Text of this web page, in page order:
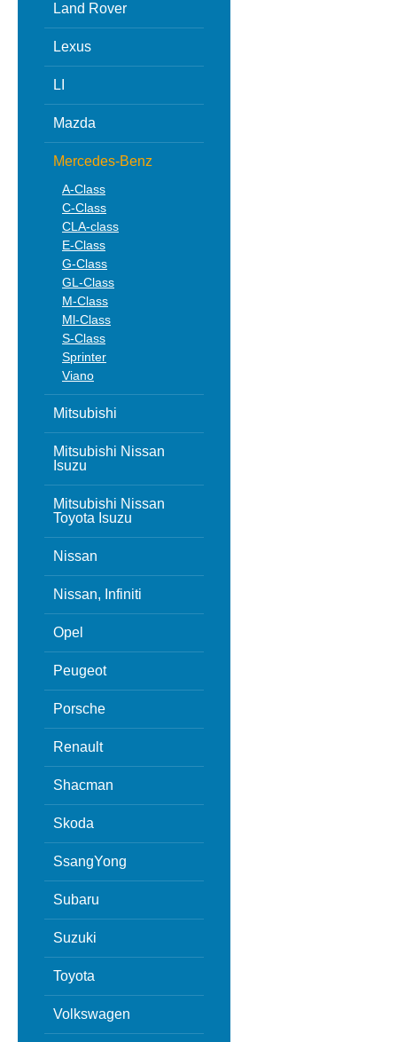
Land Rover
Lexus
LI
Mazda
Mercedes-Benz
A-Class
C-Class
CLA-class
E-Class
G-Class
GL-Class
M-Class
Ml-Class
S-Class
Sprinter
Viano
Mitsubishi
Mitsubishi Nissan
Isuzu
Mitsubishi Nissan
Toyota Isuzu
Nissan
Nissan, Infiniti
Opel
Peugeot
Porsche
Renault
Shacman
Skoda
SsangYong
Subaru
Suzuki
Toyota
Volkswagen